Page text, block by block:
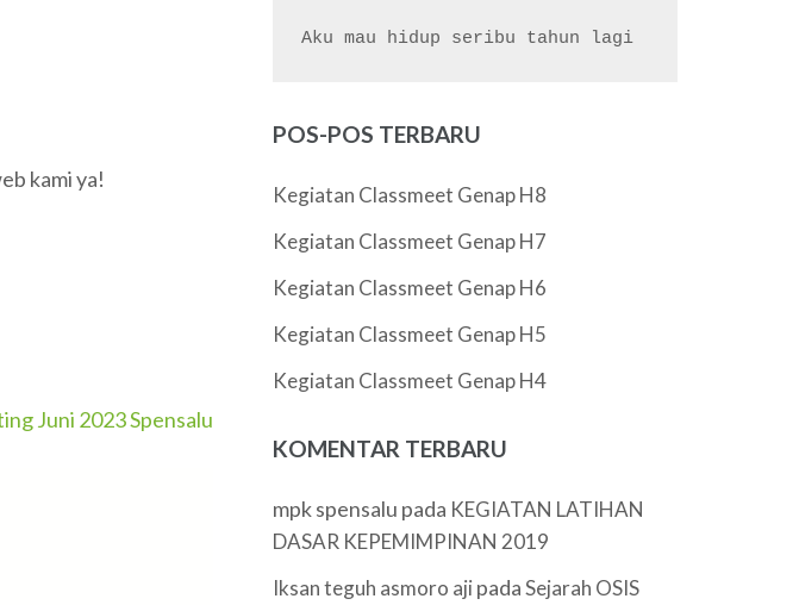
kami ya!
Juni 2023 Spensalu
POS-POS TERBARU
Kegiatan Classmeet Genap H8
Kegiatan Classmeet Genap H7
Kegiatan Classmeet Genap H6
Kegiatan Classmeet Genap H5
Kegiatan Classmeet Genap H4
KOMENTAR TERBARU
mpk spensalu pada KEGIATAN LATIHAN
DASAR KEPEMIMPINAN 2019
Iksan teguh asmoro aji padaSejarah OSIS